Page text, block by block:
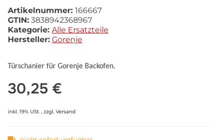
Artikelnummer: 166667
GTIN: 3838942368967
Kategorie: Alle Ersatzteile
Hersteller: Gorenje
Türschanier für Gorenje Backofen.
30,25 €
inkl. 19% USt. , zzgl. Versand